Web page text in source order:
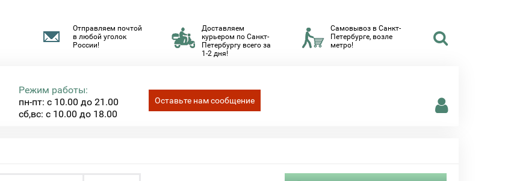
Самовывоз в Санкт-
Петербурге, возле
метро!
Доставляем
курьером по Санкт-
Петербургу всего за
1-2 дня!
Отправляем почтой
в любой уголок
России!
Режим работы:
пн-пт: с 10.00 до 21.00
сб,вс: с 10.00 до 18.00
Оставьте нам сообщение